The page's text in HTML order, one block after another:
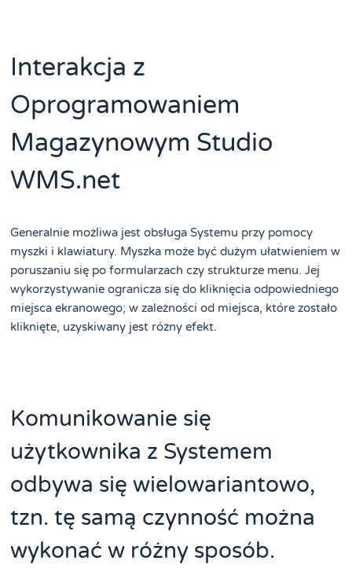
Interakcja z
Oprogramowaniem
Magazynowym Studio
WMS.net
Generalnie możliwa jest obsługa Systemu przy pomocy
myszki i klawiatury. Myszka może być dużym ułatwieniem w
poruszaniu się po formularzach czy strukturze menu. Jej
wykorzystywanie ogranicza się do kliknięcia odpowiedniego
miejsca ekranowego; w zależności od miejsca, które zostało
kliknięte, uzyskiwany jest różny efekt.
Komunikowanie się
użytkownika z Systemem
odbywa się wielowariantowo,
tzn. tę samą czynność można
wykonać w różny sposób.